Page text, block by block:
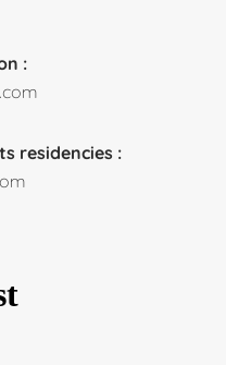
:
residencies :